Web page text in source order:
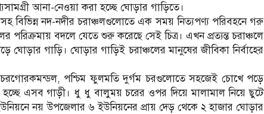
আনা-নেওয়া করা হচ্ছে ঘোড়ার গাড়িতে।
নদ-নদীর চরাঞ্চলগুলোতে এক সময় নিত্যপণ্য পরিবহনে গরু
পরিক্রমায় বদলে যেতে শুরু করেছে সেই চিত্র। এখন প্রত্যন্ত চরাঞ্চলে
ঘোড়ার গাড়ি। ঘোড়ার গাড়িই চরাঞ্চলের মানুষের জীবিকা নির্বাহের
পশ্চিম ফুলমতি দুর্গম চরগুলোতে সহজেই চোখে পড়ে
হচ্ছে এসব গাড়ী। ধু ধু বালুময় চরের ওপর দিয়ে মালামাল নিয়ে ছুটে
নয় উপজেলার ৬ ইউনিয়নের প্রায় দেড় থেকে ২ হাজার ঘোড়ার